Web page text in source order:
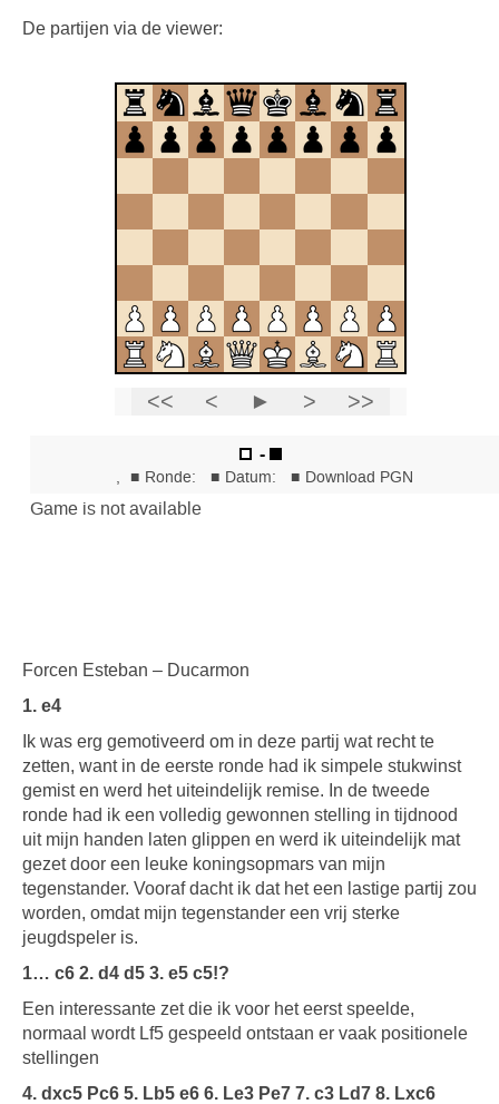
De partijen via de viewer:
Forcen Esteban – Ducarmon
1. e4
Ik was erg gemotiveerd om in deze partij wat recht te
zetten, want in de eerste ronde had ik simpele stukwinst
gemist en werd het uiteindelijk remise. In de tweede
ronde had ik een volledig gewonnen stelling in tijdnood
uit mijn handen laten glippen en werd ik uiteindelijk mat
gezet door een leuke koningsopmars van mijn
tegenstander. Vooraf dacht ik dat het een lastige partij zou
worden, omdat mijn tegenstander een vrij sterke
jeugdspeler is.
1… c6 2. d4 d5 3. e5 c5!?
Een interessante zet die ik voor het eerst speelde,
normaal wordt Lf5 gespeeld ontstaan er vaak positionele
stellingen
4. dxc5 Pc6 5. Lb5 e6 6. Le3 Pe7 7. c3 Ld7 8. Lxc6